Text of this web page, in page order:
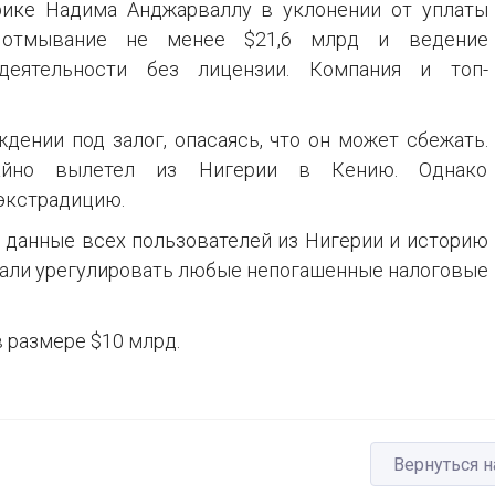
Надима Анджарваллу в уклонении от уплаты
не менее $21,6 млрд и ведение
без лицензии. Компания и топ-
под залог, опасаясь, что он может сбежать.
вылетел из Нигерии в Кению. Однако
всех пользователей из Нигерии и историю
урегулировать любые непогашенные налоговые
$10 млрд.
Вернуться